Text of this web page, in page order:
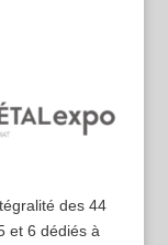
des 44
et 6 dédiés à